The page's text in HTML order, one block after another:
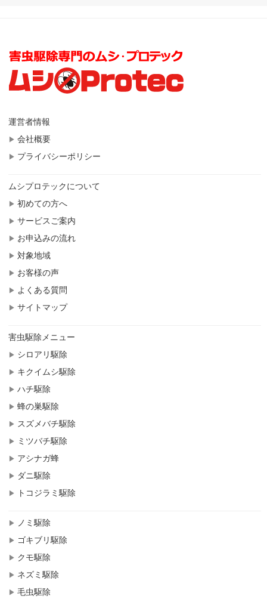
運営者情報
会社概要
プライバシーポリシー
ムシプロテックについて
初めての方へ
サービスご案内
お申込みの流れ
対象地域
お客様の声
よくある質問
サイトマップ
害虫駆除メニュー
シロアリ駆除
キクイムシ駆除
ハチ駆除
蜂の巣駆除
スズメバチ駆除
ミツバチ駆除
アシナガ蜂
ダニ駆除
トコジラミ駆除
ノミ駆除
ゴキブリ駆除
クモ駆除
ネズミ駆除
毛虫駆除